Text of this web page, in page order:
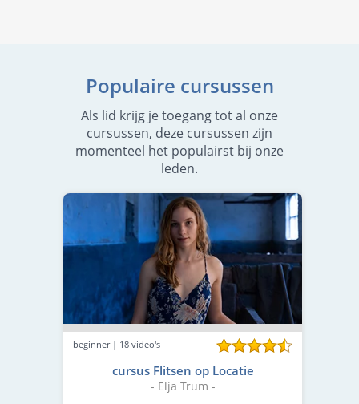
Populaire cursussen
Als lid krijg je toegang tot al onze
cursussen, deze cursussen zijn
momenteel het populairst bij onze
leden.
beginner | 18 video's
cursus Flitsen op Locatie
- Elja Trum -